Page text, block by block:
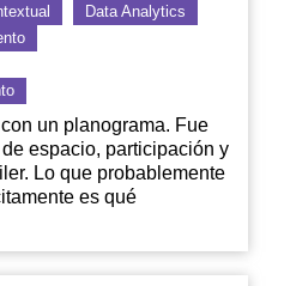
Data Analytics
un planograma. Fue
espacio, participación y
Lo que probablemente
es qué